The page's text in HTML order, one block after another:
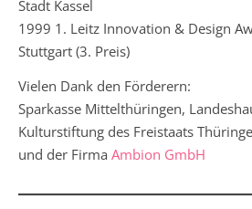
Stadt Kassel
1999 1. Leitz Innovation & Design
Stuttgart (3. Preis)
Vielen Dank den Förderern:
Sparkasse Mittelthüringen,
Kulturstiftung des Freistaats
und der Firma Ambion GmbH